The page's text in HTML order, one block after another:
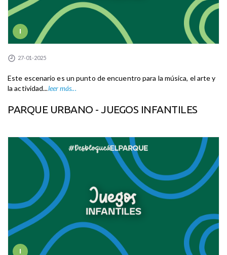
I
27-01-2025
Este escenario es un punto de encuentro para la música, el arte y
la actividad...leer más...
PARQUE URBANO - JUEGOS INFANTILES
I